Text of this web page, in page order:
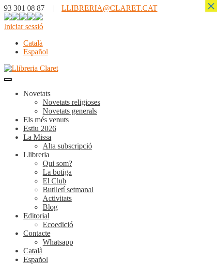
93 301 08 87 | LLIBRERIA@CLARET.CAT
Iniciar sessió
Català
Español
Novetats
Novetats religioses
Novetats generals
Els més venuts
Estiu 2026
La Missa
Alta subscripció
Llibreria
Qui som?
La botiga
El Club
Butlletí setmanal
Activitats
Blog
Editorial
Ecoedició
Contacte
Whatsapp
Català
Español
×